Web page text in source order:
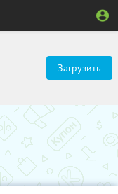
Загрузить